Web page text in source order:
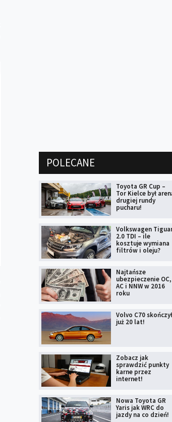
POLECANE
Toyota GR Cup –
Tor Kielce był
drugiej rundy
pucharu!
Volkswagen
2.0 TDI – ile
kosztuje wymiana
filtrów i oleju?
Najtańsze
ubezpieczenie OC,
AC i NNW w 2016
roku
Volvo C70
już 20 lat!
Zobacz jak
sprawdzić punkty
karne przez
internet!
Nowa Toyota GR
Yaris jak WRC do
jazdy na co dzień!